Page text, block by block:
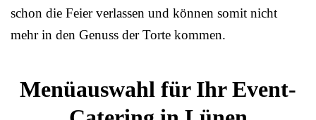
schon die Feier verlassen und können somit nicht
mehr in den Genuss der Torte kommen.
Menüauswahl für Ihr Event-